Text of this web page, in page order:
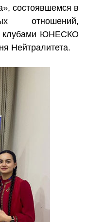
состоявшемся в
отношений,
клубами ЮНЕСКО
Нейтралитета.